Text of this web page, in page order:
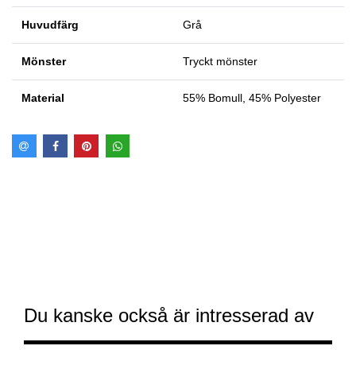
Huvudfärg Grå
Mönster Tryckt mönster
Material 55% Bomull, 45% Polyester
Du kanske också är intresserad av